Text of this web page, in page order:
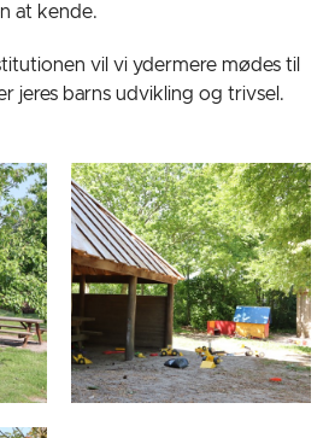
at kende.
vil vi ydermere mødes til
jeres barns udvikling og trivsel.